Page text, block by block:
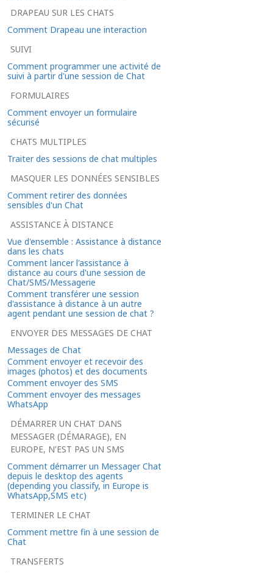
DRAPEAU SUR LES CHATS
Comment Drapeau une interaction
SUIVI
Comment programmer une activité de
suivi à partir d'une session de Chat
FORMULAIRES
Comment envoyer un formulaire
sécurisé
CHATS MULTIPLES
Traiter des sessions de chat multiples
MASQUER LES DONNÉES SENSIBLES
Comment retirer des données
sensibles d'un Chat
ASSISTANCE À DISTANCE
Vue d'ensemble : Assistance à distance
dans les chats
Comment lancer l'assistance à
distance au cours d'une session de
Chat/SMS/Messagerie
Comment transférer une session
d'assistance à distance à un autre
agent pendant une session de chat ?
ENVOYER DES MESSAGES DE CHAT
Messages de Chat
Comment envoyer et recevoir des
images (photos) et des documents
Comment envoyer des SMS
Comment envoyer des messages
WhatsApp
DÉMARRER UN CHAT DANS
MESSAGER (DÉMARAGE), EN
EUROPE, N'EST PAS UN SMS
Comment démarrer un Messager Chat
depuis le desktop des agents
(depending you classify, in Europe is
WhatsApp,SMS etc)
TERMINER LE CHAT
Comment mettre fin à une session de
Chat
TRANSFERTS